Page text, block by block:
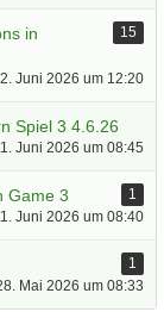
in
15
2. Juni 2026 um 12:20
Spiel 3 4.6.26
1. Juni 2026 um 08:45
Game 3
1
1. Juni 2026 um 08:40
1
Mai 2026 um 08:33